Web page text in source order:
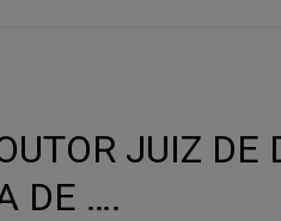
JUIZ DE
DE ….